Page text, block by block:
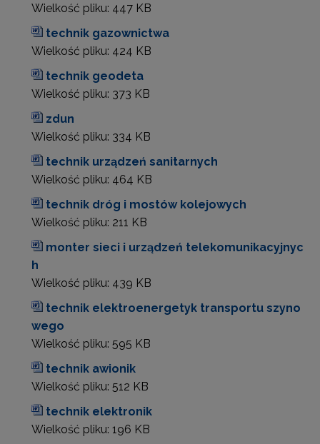
Wielkość pliku: 447 KB
technik gazownictwa
Wielkość pliku: 424 KB
technik geodeta
Wielkość pliku: 373 KB
zdun
Wielkość pliku: 334 KB
technik urządzeń sanitarnych
Wielkość pliku: 464 KB
technik dróg i mostów kolejowych
Wielkość pliku: 211 KB
monter sieci i urządzeń telekomunikacyjnyc
h
Wielkość pliku: 439 KB
technik elektroenergetyk transportu szyno
wego
Wielkość pliku: 595 KB
technik awionik
Wielkość pliku: 512 KB
technik elektronik
Wielkość pliku: 196 KB